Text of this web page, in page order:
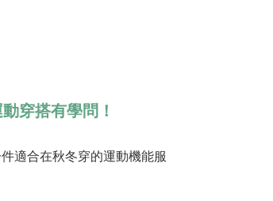
穿搭有學問！
適合在秋冬穿的運動機能服